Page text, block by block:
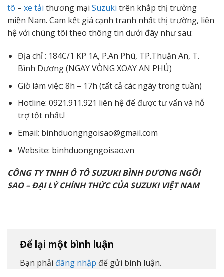
tô – xe tải thương mại Suzuki trên khắp thị trường
miền Nam. Cam kết giá cạnh tranh nhất thị trường, liên
hệ với chúng tôi theo thông tin dưới đây như sau:
Địa chỉ : 184C/1 KP 1A, P.An Phú, TP.Thuận An, T.
Bình Dương (NGAY VÒNG XOAY AN PHÚ)
Giờ làm việc: 8h – 17h (tất cả các ngày trong tuần)
Hotline: 0921.911.921 liên hệ để được tư vấn và hỗ
trợ tốt nhất.!
Email: binhduongngoisao@gmail.com
Website: binhduongngoisao.vn
CÔNG TY TNHH Ô TÔ SUZUKI BÌNH DƯƠNG NGÔI
SAO – ĐẠI LÝ CHÍNH THỨC CỦA SUZUKI VIỆT NAM
Để lại một bình luận
Bạn phải đăng nhập để gửi bình luận.